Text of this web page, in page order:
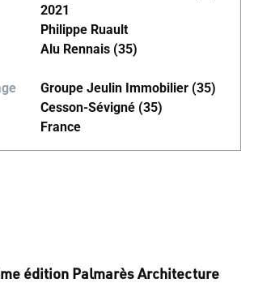
2021
Philippe Ruault
Alu Rennais (35)
Groupe Jeulin Immobilier (35)
Cesson-Sévigné (35)
France
édition Palmarès Architecture